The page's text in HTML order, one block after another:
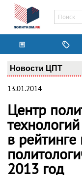
Новости ЦПТ
13.01.2014
Центр
в
2013 год